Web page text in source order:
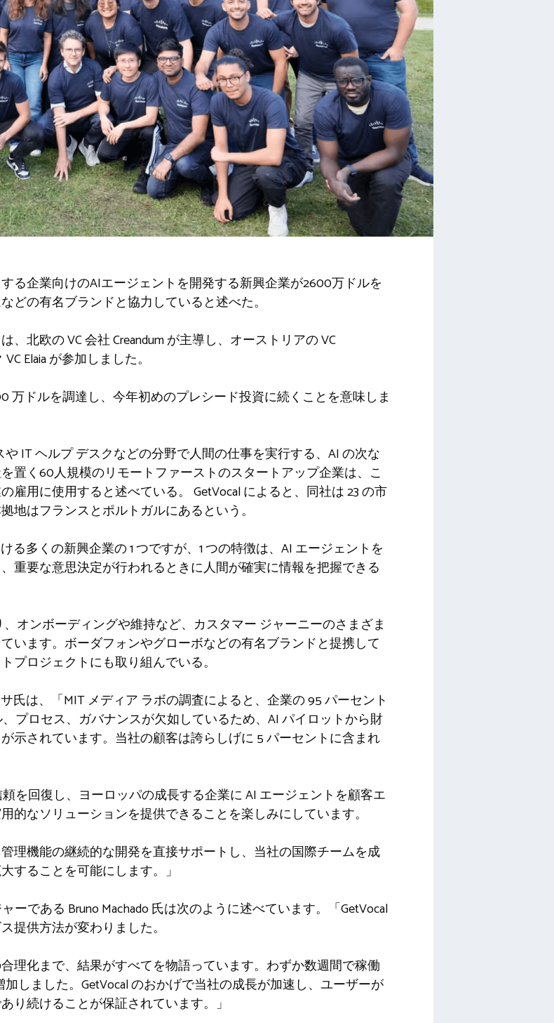
る企業向けのAIエージェントを開発する新興企業が2600万ドルを
どの有名ブランドと協力していると述べた。
、北欧の VC 会社 Creandum が主導し、オーストリアの VC
Elaia が参加しました。
万ドルを調達し、今年初めのプレシード投資に続くことを意味しま
IT ヘルプ デスクなどの分野で人間の仕事を実行する、AI の次な
置く60人規模のリモートファーストのスタートアップ企業は、こ
雇用に使用すると述べている。 GetVocal によると、同社は 23 の市
地はフランスとポルトガルにあるという。
る多くの新興企業の 1 つですが、1 つの特徴は、AI エージェントを
重要な意思決定が行われるときに人間が確実に情報を把握できる
オンボーディングや維持など、カスタマー ジャーニーのさまざま
います。ボーダフォンやグローボなどの有名ブランドと提携して
プロジェクトにも取り組んでいる。
氏は、「MIT メディア ラボの調査によると、企業の 95 パーセント
プロセス、ガバナンスが欠如しているため、AI パイロットから財
示されています。当社の顧客は誇らしげに 5 パーセントに含まれ
を回復し、ヨーロッパの成長する企業に AI エージェントを顧客エ
的なソリューションを提供できることを楽しみにしています。
理機能の継続的な開発を直接サポートし、当社の国際チームを成
することを可能にします。」
ーである Bruno Machado 氏は次のように述べています。「GetVocal
提供方法が変わりました。
理化まで、結果がすべてを物語っています。わずか数週間で稼働
しました。GetVocal のおかげで当社の成長が加速し、ユーザーが
り続けることが保証されています。」